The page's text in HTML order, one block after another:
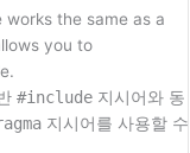
works the same as a
you to
#include지시어와 동
지시어를 사용할 수